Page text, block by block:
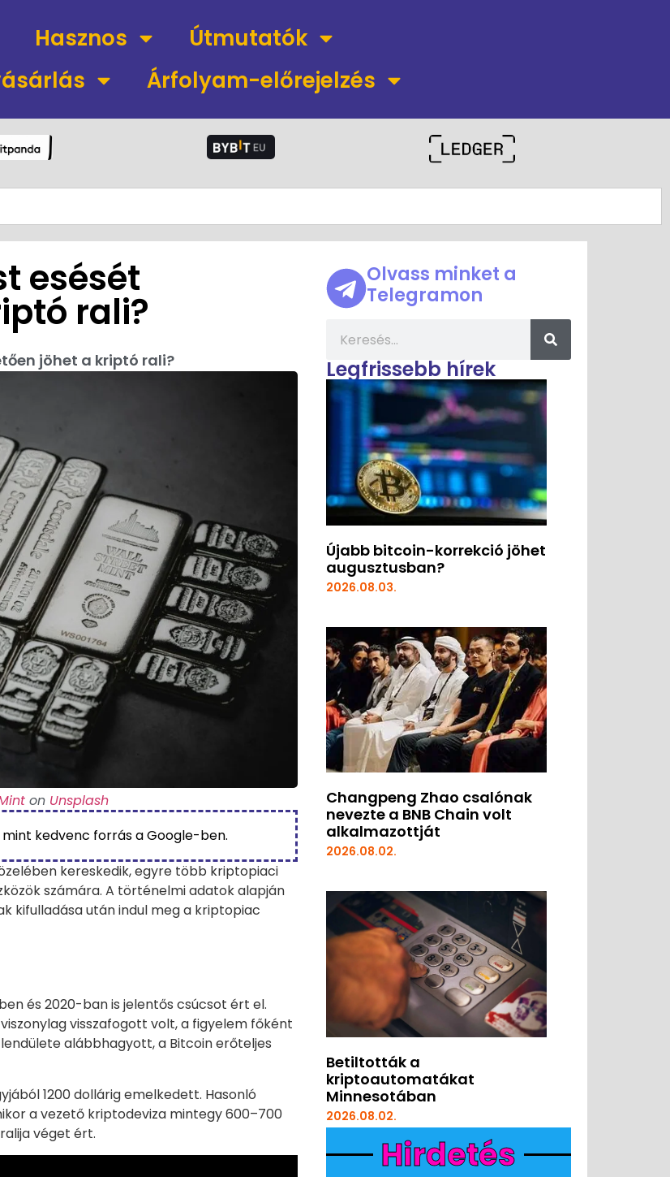
Hasznos
Útmutatók
Árfolyam-előrejelzés
esését
rali?
jöhet a kriptó rali?
on Unsplash
kedvenc forrás a Google-ben.
kereskedik, egyre több kriptopiaci
számára. A történelmi adatok alapján
kifulladása után indul meg a kriptopiac
és 2020-ban is jelentős csúcsot ért el.
visszafogott volt, a figyelem főként
alábbhagyott, a Bitcoin erőteljes
1200 dollárig emelkedett. Hasonló
a vezető kriptodeviza mintegy 600–700
véget ért.
Olvass minket a
Telegramon
Legfrissebb hírek
Újabb bitcoin-korrekció jöhet
augusztusban?
2026.08.03.
Changpeng Zhao csalónak
nevezte a BNB Chain volt
alkalmazottját
2026.08.02.
Betiltották a
kriptoautomatákat
Minnesotában
2026.08.02.
Hirdetés